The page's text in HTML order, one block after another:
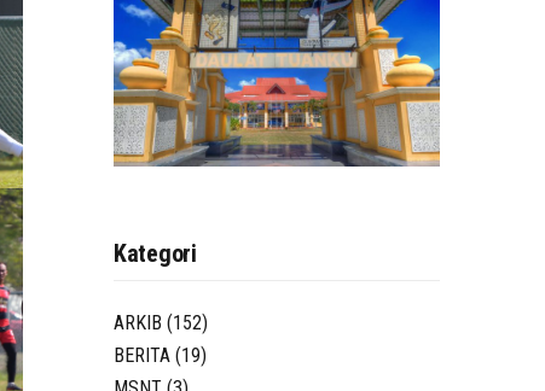
Kategori
ARKIB (152)
BERITA (19)